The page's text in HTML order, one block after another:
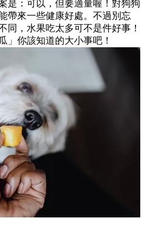
是： 可以，但要適量喔！ 對狗狗
帶來一些健康好處。不過別忘
同，水果吃太多可不是件好事！
」你該知道的大小事吧！